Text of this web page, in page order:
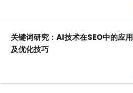
关键词研究：AI技术在SEO中的应用
及优化技巧